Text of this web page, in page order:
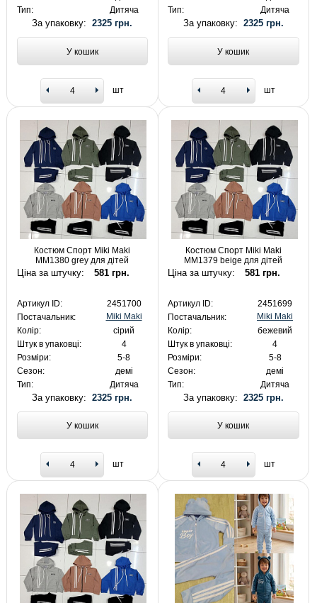
Тип:
Дитяча
За упаковку:2325 грн.
У кошик
шт
Тип:
Дитяча
За упаковку: 2325 грн.
У кошик
шт
Костюм Спорт Miki Maki
MM1380 grey для дітей
Ціна за штучку: 581 грн.
Артикул ID:
2451700
Постачальник:
Miki Maki
Колір:
сірий
Штук в упаковці:
4
Розміри:
5-8
Сезон:
демі
Тип:
Дитяча
За упаковку:2325 грн.
У кошик
шт
Костюм Спорт Miki Maki
MM1379 beige для дітей
Ціна за штучку: 581 грн.
Артикул ID:
2451699
Постачальник:
Miki Maki
Колір:
бежевий
Штук в упаковці:
4
Розміри:
5-8
Сезон:
демі
Тип:
Дитяча
За упаковку: 2325 грн.
У кошик
шт